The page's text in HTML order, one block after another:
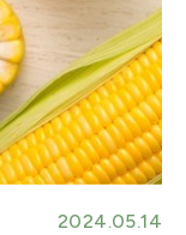
2024.05.14